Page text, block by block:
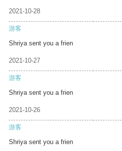
2021-10-28
游客
Shriya sent you a frien
2021-10-27
游客
Shriya sent you a frien
2021-10-26
游客
Shriya sent you a frien